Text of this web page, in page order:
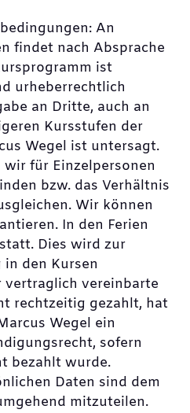
An
findet nach Absprache
ist
urheberrechtlich
an Dritte, auch an
Kursstufen der
Wegel ist untersagt.
für Einzelpersonen
bzw. das Verhältnis
Wir können
In den Ferien
Dies wird zur
den Kursen
vereinbarte
rechtzeitig gezahlt, hat
Wegel ein
sofern
bezahlt wurde.
Daten sind dem
mitzuteilen.